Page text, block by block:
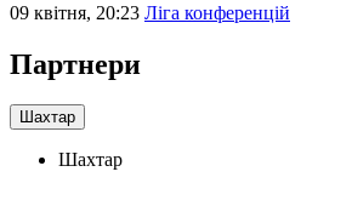
09 квітня, 20:23 Ліга конференцій
Партнери
Шахтар
Шахтар